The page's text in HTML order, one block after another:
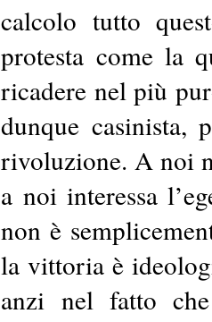
calcolo tutto
protesta come la
ricadere nel più
dunque casinista,
rivoluzione. A noi
a noi interessa
non è
la vittoria è
anzi nel fatto